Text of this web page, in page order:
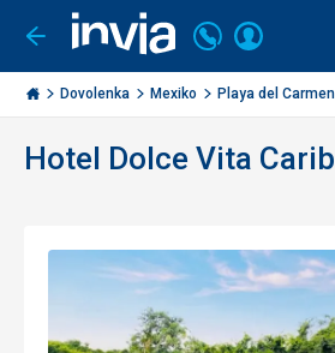
Ísť
späť
Invia.sk
Volajte
+421
2
3221
Prihlásiť
Dovolenka Mexiko Playa del Carmen
Hotel Dolce Vita